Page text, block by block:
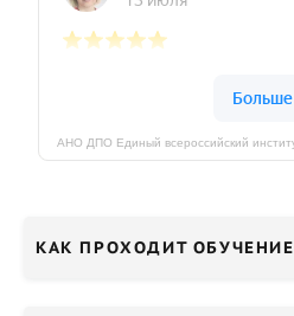
КАК ПРОХОДИТ ОБУЧЕНИЕ